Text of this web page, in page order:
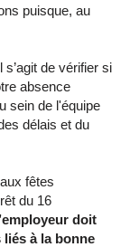
puisque, au
s’agit de vérifier si
absence
sein de l'équipe
délais et du
fêtes
du 16
doit
à la bonne